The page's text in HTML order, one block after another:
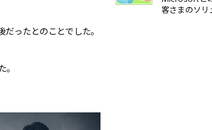
ったとのことでした。
客さまのソリ